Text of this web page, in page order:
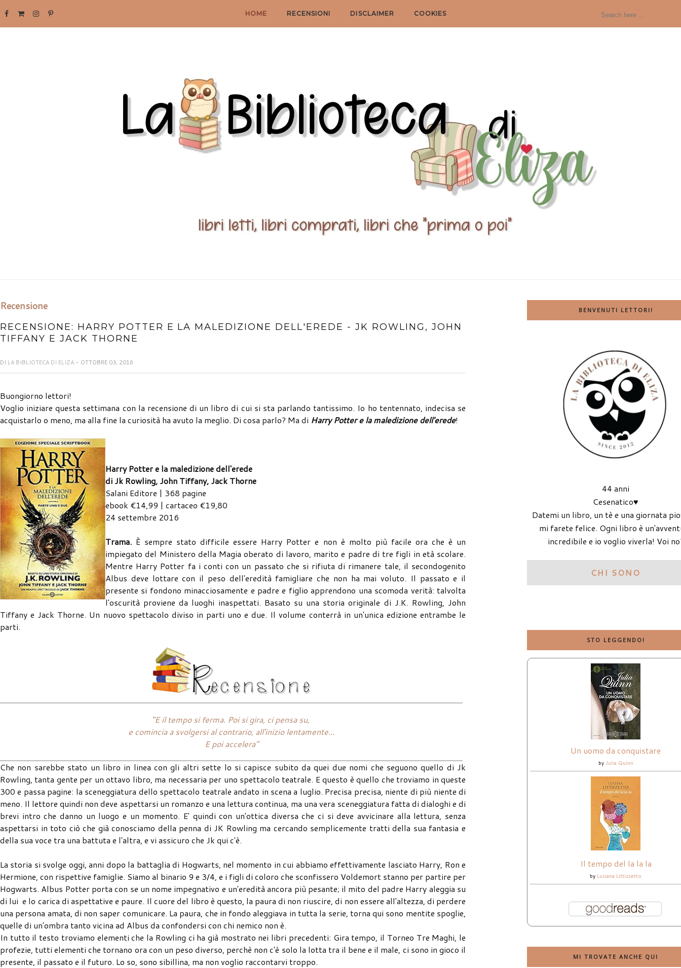
HOME RECENSIONI DISCLAIMER COOKIES
Recensione
RECENSIONE: HARRY POTTER E LA MALEDIZIONE DELL'EREDE - JK ROWLING, JOHN
TIFFANY E JACK THORNE
DI LA BIBLIOTECA DI ELIZA - OTTOBRE 03, 2016
Buongiorno lettori!
Voglio iniziare questa settimana con la recensione di un libro di cui si sta parlando tantissimo. Io ho tentennato, indecisa se
acquistarlo o meno, ma alla fine la curiosità ha avuto la meglio. Di cosa parlo? Ma di Harry Potter e la maledizione dell'erede!
Harry Potter e la maledizione dell'erede
di Jk Rowling, John Tiffany, Jack Thorne
Salani Editore | 368 pagine
ebook €14,99 | cartaceo €19,80
24 settembre 2016
Trama. È sempre stato difficile essere Harry Potter e non è molto più facile ora che è un
impiegato del Ministero della Magia oberato di lavoro, marito e padre di tre figli in età scolare.
Mentre Harry Potter fa i conti con un passato che si rifiuta di rimanere tale, il secondogenito
Albus deve lottare con il peso dell'eredità famigliare che non ha mai voluto. Il passato e il
presente si fondono minacciosamente e padre e figlio apprendono una scomoda verità: talvolta
l'oscurità proviene da luoghi inaspettati. Basato su una storia originale di J.K. Rowling, John
Tiffany e Jack Thorne. Un nuovo spettacolo diviso in parti uno e due. Il volume conterrà in un'unica edizione entrambe le
parti.
"E il tempo si ferma. Poi si gira, ci pensa su,
e comincia a svolgersi al contrario, all'inizio lentamente...
E poi accelera"
Che non sarebbe stato un libro in linea con gli altri sette lo si capisce subito da quei due nomi che seguono quello di Jk
Rowling, tanta gente per un ottavo libro, ma necessaria per uno spettacolo teatrale. E questo è quello che troviamo in queste
300 e passa pagine: la sceneggiatura dello spettacolo teatrale andato in scena a luglio. Precisa precisa, niente di più niente di
meno. Il lettore quindi non deve aspettarsi un romanzo e una lettura continua, ma una vera sceneggiatura fatta di dialoghi e di
brevi intro che danno un luogo e un momento. E' quindi con un'ottica diversa che ci si deve avvicinare alla lettura, senza
aspettarsi in toto ciò che già conosciamo della penna di JK Rowling ma cercando semplicemente tratti della sua fantasia e
della sua voce tra una battuta e l'altra, e vi assicuro che Jk qui c'è.
La storia si svolge oggi, anni dopo la battaglia di Hogwarts, nel momento in cui abbiamo effettivamente lasciato Harry, Ron e
Hermione, con rispettive famiglie. Siamo al binario 9 e 3/4, e i figli di coloro che sconfissero Voldemort stanno per partire per
Hogwarts. Albus Potter porta con se un nome impegnativo e un'eredità ancora più pesante; il mito del padre Harry aleggia su
di lui e lo carica di aspettative e paure. Il cuore del libro è questo, la paura di non riuscire, di non essere all'altezza, di perdere
una persona amata, di non saper comunicare. La paura, che in fondo aleggiava in tutta la serie, torna qui sono mentite spoglie,
quelle di un'ombra tanto vicina ad Albus da confondersi con chi nemico non è.
In tutto il testo troviamo elementi che la Rowling ci ha già mostrato nei libri precedenti: Gira tempo, il Torneo Tre Maghi, le
profezie, tutti elementi che tornano ora con un peso diverso, perchè non c'è solo la lotta tra il bene e il male, ci sono in gioco il
presente, il passato e il futuro. Lo so, sono sibillina, ma non voglio raccontarvi troppo.
BENVENUTI LETTORI!
44 anni
Cesenatico♥
Datemi un libro, un tè e una giornata
mi farete felice. Ogni libro è
incredibile e io voglio viverla! Voi
CHI SONO
STO LEGGENDO!
Un uomo da conquistare
by Julia Quinn
Il tempo del la la la
by Luciana Littizzetto
MI TROVATE ANCHE QUI